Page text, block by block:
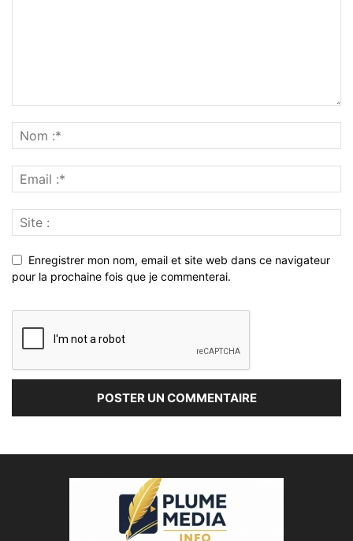
Enregistrer mon nom, email et site web dans ce navigateur
pour la prochaine fois que je commenterai.